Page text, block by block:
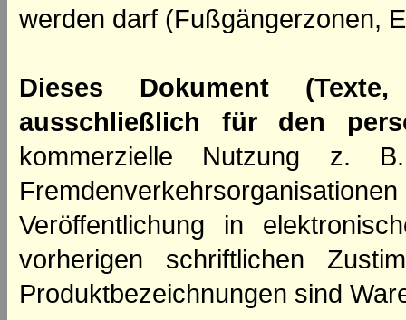
werden darf (Fußgängerzonen,
Dieses Dokument
ausschließlich für den
kommerzielle Nutzung z.
Veröffentlichung in
vorherigen schriftlichen
Produktbezeichnungen sind